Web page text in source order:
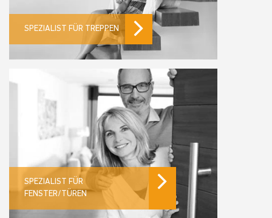
SPEZIALIST FÜR TREPPEN
SPEZIALIST FÜR
FENSTER/TÜREN